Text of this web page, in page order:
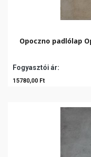
Opoczno padlólap
Fogyasztói ár:
15780,00 Ft